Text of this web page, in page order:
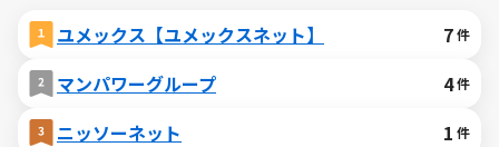
ユメックス【ユメックスネット】
7件
マンパワーグループ 4件
ニッソーネット 1 件